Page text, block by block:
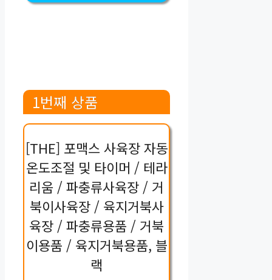
1번째 상품
[THE] 포맥스 사육장 자동
온도조절 및 타이머 / 테라
리움 / 파충류사육장 / 거
북이사육장 / 육지거북사
육장 / 파충류용품 / 거북
이용품 / 육지거북용품, 블
랙